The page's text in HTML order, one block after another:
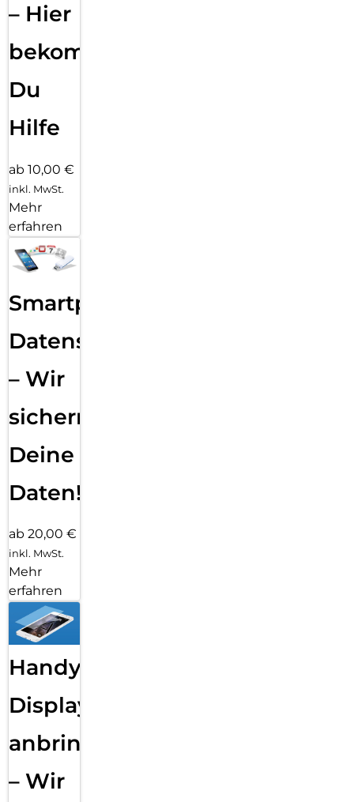
– Hier
bekommst
Du
Hilfe
ab 10,00 €
inkl. MwSt.
Mehr
erfahren
Smartphone
Datensicherung
– Wir
sichern
Deine
Daten!
ab 20,00 €
inkl. MwSt.
Mehr
erfahren
Handy
Displayfolie
anbringen
– Wir